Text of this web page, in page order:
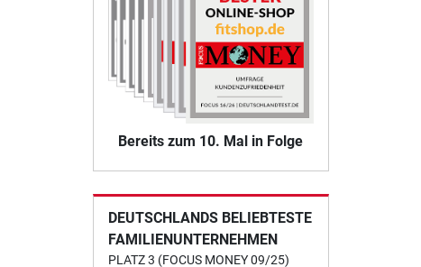
Bereits zum 10. Mal in Folge
DEUTSCHLANDS BELIEBTESTE
FAMILIENUNTERNEHMEN
PLATZ 3 (FOCUS MONEY 09/25)